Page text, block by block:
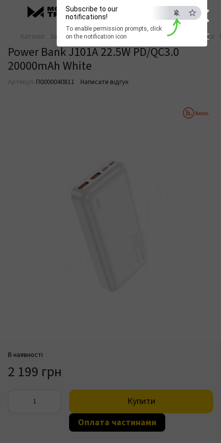
×
ESC
Subscribe to our
notifications!
To enable permission prompts, click
on the notification icon
Каталог Зарядка та живлення Павербанки Павербанки Hoco
Power Bank J101A 22.5W PD/QC3.0
20000mAh White
Артикул: П0000040811 Написати відгук
В наявності
2 199 грн
Купити
Оплата частинами